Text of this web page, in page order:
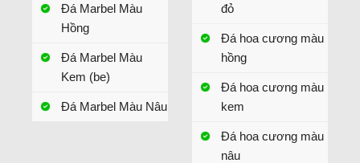
Đá Marbel Màu
Hồng
Đá Marbel Màu
Kem (be)
Đá Marbel Màu Nâu
đỏ
Đá hoa cương màu
hồng
Đá hoa cương màu
kem
Đá hoa cương màu
nâu